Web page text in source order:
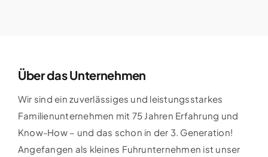
Über das Unternehmen
Wir sind ein zuverlässiges und leistungsstarkes
Familienunternehmen mit 75 Jahren Erfahrung und
Know-How – und das schon in der 3. Generation!
Angefangen als kleines Fuhrunternehmen ist unser